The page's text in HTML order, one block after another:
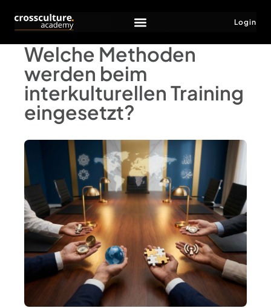
Login
Welche Methoden
werden beim
interkulturellen Training
eingesetzt?